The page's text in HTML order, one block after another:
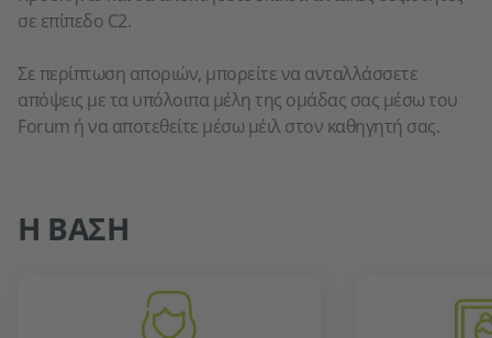
σε επίπεδο C2.
Σε περίπτωση αποριών, μπορείτε να ανταλλάσσετε
απόψεις με τα υπόλοιπα μέλη της ομάδας σας μέσω του
Forum ή να αποτεθείτε μέσω μέιλ στον καθηγητή σας.
Η ΒΑΣΗ